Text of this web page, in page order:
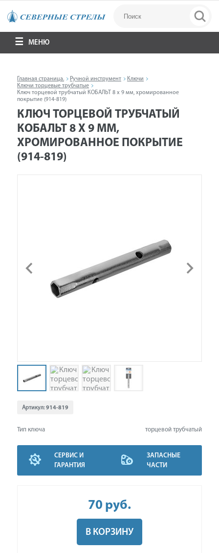
МЕНЮ
Главная страница. Ручной инструмент
Ключи
Ключи торцевые трубчатые
Ключ торцевой трубчатый КОБАЛЬТ 8 х 9 мм, хромированное
покрытие (914-819)
КЛЮЧ ТОРЦЕВОЙ ТРУБЧАТЫЙ
КОБАЛЬТ 8 Х 9 ММ,
ХРОМИРОВАННОЕ ПОКРЫТИЕ
(914-819)
Артикул:914-819
Тип ключа торцевой трубчатый
СЕРВИС И
ГАРАНТИЯ
ЗАПАСНЫЕ
ЧАСТИ
70 руб.
В КОРЗИНУ